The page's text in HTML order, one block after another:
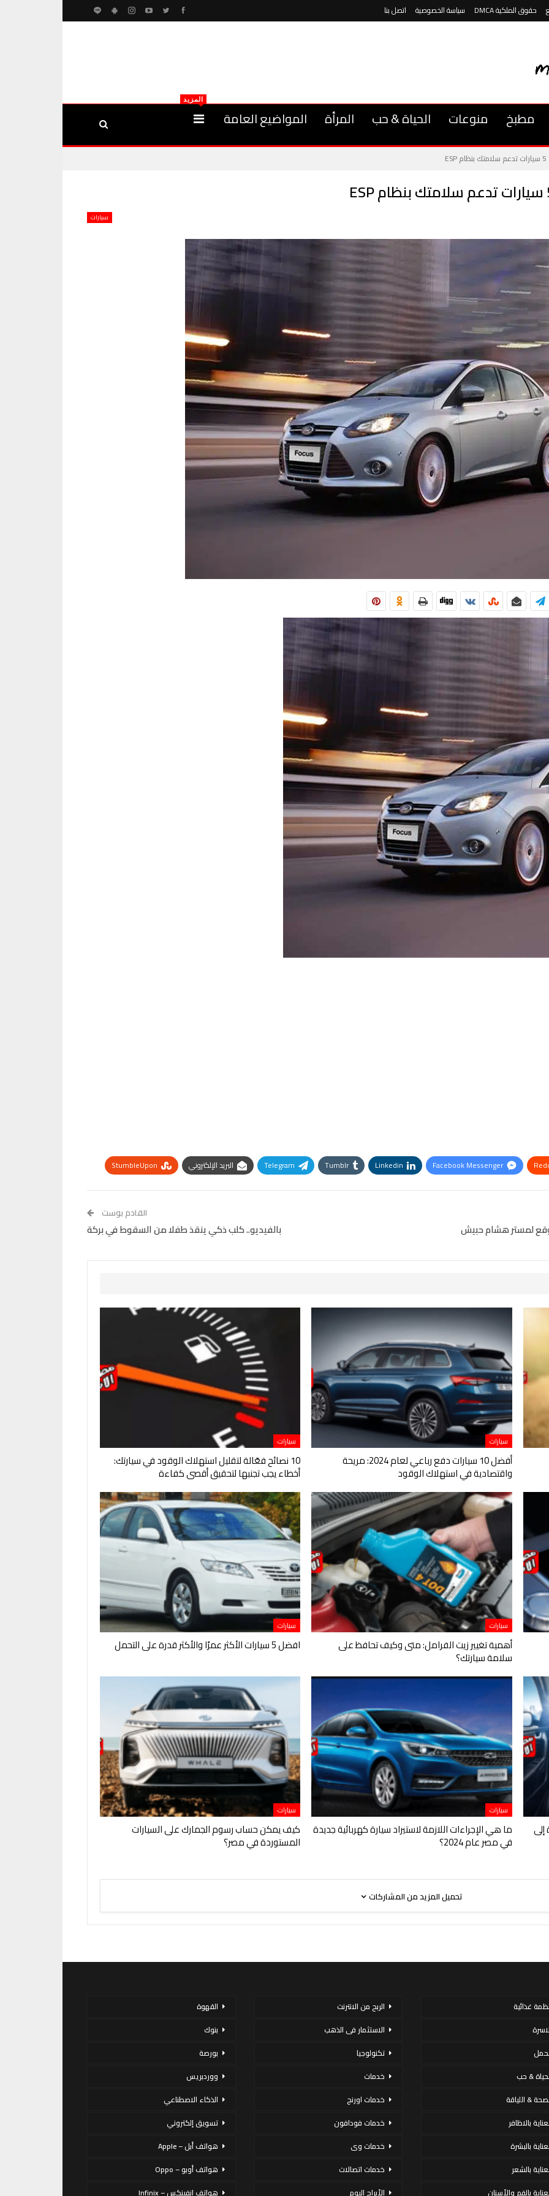
حقوق الملكية DMCA سياسة الخصوصية اتصل بنا
مطبخ منوعات الحياة & حب المرأة المواضيع العامة
المزيد
سيارات
Facebook Messenger
Linkedin
Tumblr
Telegram البريد الإلكتروني
StumbleUpon
لمستر هشام حبيش
القادم بوست
بالفيديو.. كلب ذكي ينقذ طفلا من السقوط في بركة
سيارات
أفضل 10 سيارات دفع رباعي لعام 2024: مريحة
واقتصادية في استهلاك الوقود
سيارات
10 نصائح فعّالة لتقليل استهلاك الوقود في سيارتك:
أخطاء يجب تجنبها لتحقيق أقصى كفاءة
سيارات
أهمية تغيير زيت الفرامل: متى وكيف تحافظ على
سلامة سيارتك؟
سيارات
افضل 5 سيارات الأكثر عمرًا والأكثر قدرة على التحمل
سيارات
ما هي الإجراءات اللازمة لاستيراد سيارة كهربائية جديدة
في مصر عام 2024؟
سيارات
كيف يمكن حساب رسوم الجمارك على السيارات
المستوردة في مصر؟
تحميل المزيد من المشاركات
غذائية
& حب
& اللياقة
بالاظافر
بالبشرة
بالشعر
بالفم والأسنان
الربح من الانترنت
الاستثمار فى الذهب
تكنولوجيا
خدمات
خدمات اورنج
خدمات فودافون
خدمات وى
خدمات اتصالات
الأبراج اليوم
القهوة
بنوك
بورصة
ووردبريس
الذكاء الاصطناعي
تسويق إلكتروني
هواتف أبل – Apple
هواتف أوبو – Oppo
هواتف إنفينكس – Infinix